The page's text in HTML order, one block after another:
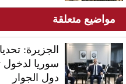
مواضيع متعلقة
الجزيرة:
سوريا لدخول
دول الجوار